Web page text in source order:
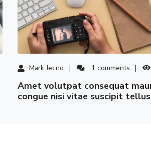
Mark Jecno 1 comments
amet volutpat consequat mauris nunc
congue nisi vitae suscipit tellus